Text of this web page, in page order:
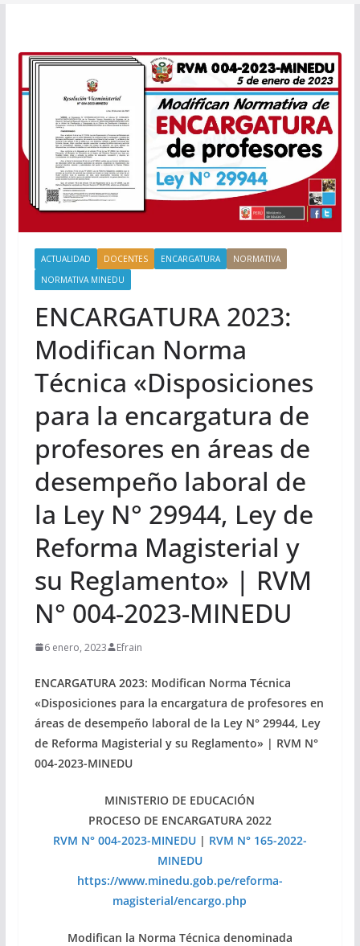
ACTUALIDAD DOCENTES ENCARGATURA
NORMATIVA
NORMATIVA MINEDU
ENCARGATURA 2023:
Modifican Norma
Técnica «Disposiciones
para la encargatura de
profesores en áreas de
desempeño laboral de
la Ley N° 29944, Ley de
Reforma Magisterial y
su Reglamento» | RVM
N° 004-2023-MINEDU
6 enero, 2023 Efrain
ENCARGATURA 2023: Modifican Norma Técnica
«Disposiciones para la encargatura de profesores en
áreas de desempeño laboral de la Ley N° 29944, Ley
de Reforma Magisterial y su Reglamento» | RVM N°
004-2023-MINEDU
MINISTERIO DE EDUCACIÓN
PROCESO DE ENCARGATURA 2022
RVM N° 004-2023-MINEDU| RVM N° 165-2022-
MINEDU
https://www.minedu.gob.pe/reforma-
magisterial/encargo.php
Modifican la Norma Técnica denominada